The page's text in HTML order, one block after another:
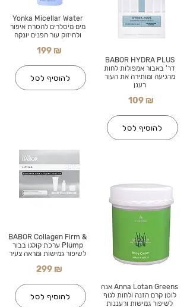
Yonka Micellar Water
מים מיסלרים להסרת איפור
ולחיזוק עור הפנים יונקה
199 ₪
להוסיף לסל
BABOR Collagen Firm &
Plump ערכת קולגן בבור
לשיפור גמישות ומראה צעיר
299 ₪
להוסיף לסל
BABOR HYDRA PLUS
דר' באבור אמפולות לחות
מרגיעה ומותירה את העור
רענן
109 ₪
להוסיף לסל
Anna Lotan Greens אנה
לוטן קרם הזנה ולחות לגוף
לשיפור גמישות ורעננות